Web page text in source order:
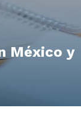
México y